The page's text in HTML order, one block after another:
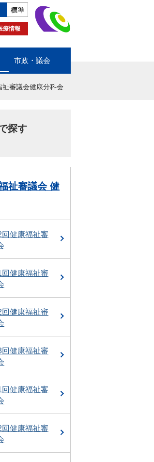
療情報
市政・議会
審議会健康分科会
探す
祉審議会 健
健康福祉審
健康福祉審
健康福祉審
健康福祉審
健康福祉審
健康福祉審